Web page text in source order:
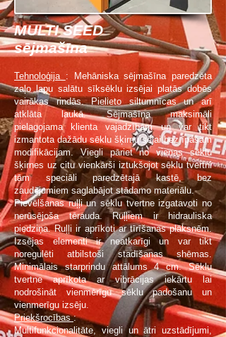
MULTI SEED
sējmašīna
Tehnoloģija : Mehāniska sējmašīna paredzēta
zaļo lapu salātu sīksēklu izsējai platās dobēs
vairākas rindās. Pielieto siltumnīcas un arī
atklāta laukā. Sējmašīna maksimāli
pielagojama klienta vajadzībām un var tikt
izmantota dažādu sēklu šķirnu sējai bez īpašam
modifikācijam. Viegli pāriet no vienas sēklu
šķirnes uz citu vienkārši iztukšojot sēklu tvertni
tām speciāli paredzētajā kastē, bez
zaudējumiem saglabājot stādamo materiālu.
Pievēlšanas ruļļi un sēklu tvertne izgatavoti no
nerūsējoša tērauda. Ruļļiem ir hidrauliska
piedziņa. Ruļļi ir aprīkoti ar tīrīšanas plāksnēm.
Izsējas elementi ir neatkarīgi un var tikt
noregulēti atbilstoši stadīšanas shēmas.
Minimālais starprindu attālums 4 cm. Sēklu
tvertne aprīkota ar vibrācijas iekārtu lai
nodrošināt vienmērīgu sēklu padošanu un
vienmerīgu izsēju.
Priekšrocības:
Multifunkcionalitāte, viegli un ātri uzstādījumi,